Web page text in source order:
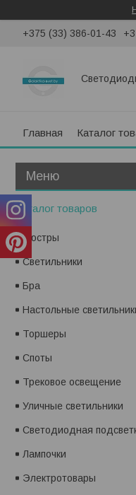
+375 (33) 386-01-43
Главная Каталог
Каталог товаров
Люстры
Светильники
Бра
Настольные
Торшеры
Споты
Трековое освещение
Уличные светильники
Светодиодная
Лампочки
Электротовары